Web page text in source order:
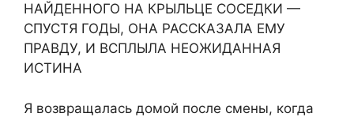
НАЙДЕННОГО НА КРЫЛЬЦЕ СОСЕДКИ —
СПУСТЯ ГОДЫ, ОНА РАССКАЗАЛА ЕМУ
ПРАВДУ, И ВСПЛЫЛА НЕОЖИДАННАЯ
ИСТИНА
Я возвращалась домой после смены, когда